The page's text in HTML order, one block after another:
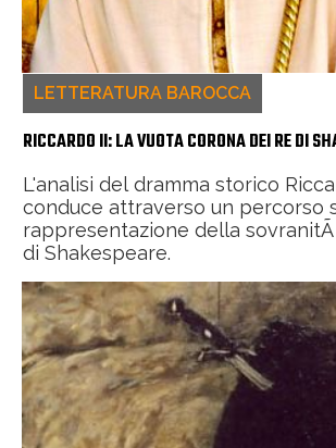
LETTERATURA BAROCCA
RICCARDO II: LA VUOTA CORONA DEI RE DI
L'analisi del dramma storico
conduce attraverso un percorso
rappresentazione della
di Shakespeare.